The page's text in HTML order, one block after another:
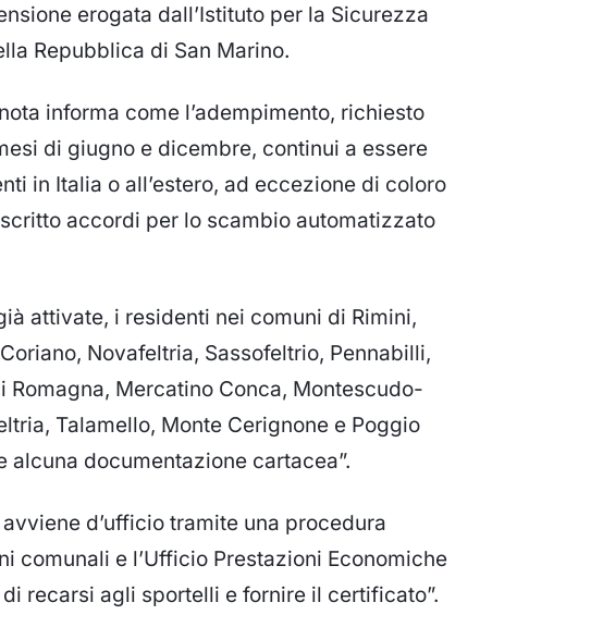
erogata dall’Istituto per la Sicurezza
Repubblica di San Marino.
informa come l’adempimento, richiesto
di giugno e dicembre, continui a essere
in Italia o all’estero, ad eccezione di coloro
accordi per lo scambio automatizzato
attivate, i residenti nei comuni di Rimini,
Novafeltria, Sassofeltrio, Pennabilli,
Mercatino Conca, Montescudo-
Talamello, Monte Cerignone e Poggio
alcuna documentazione cartacea”.
d’ufficio tramite una procedura
comunali e l’Ufficio Prestazioni Economiche
di recarsi agli sportelli e fornire il certificato”.